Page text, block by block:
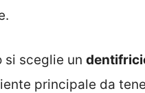
si sceglie un
principale da